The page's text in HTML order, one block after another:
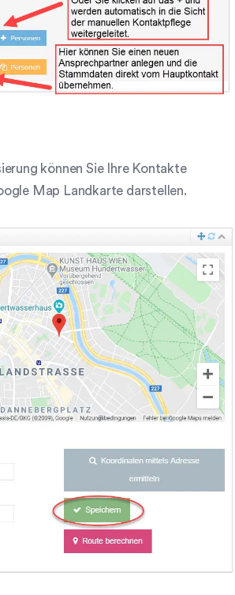
können Sie Ihre Kontakte
Map Landkarte darstellen.